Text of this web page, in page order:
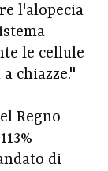
l'alopecia
le cellule
chiazze."
Regno
di